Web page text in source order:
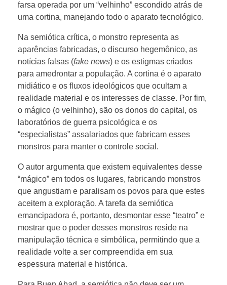
farsa operada por um “velhinho” escondido atrás de
uma cortina, manejando todo o aparato tecnológico.
Na semiótica crítica, o monstro representa as
aparências fabricadas, o discurso hegemônico, as
notícias falsas (fake news) e os estigmas criados
para amedrontar a população. A cortina é o aparato
midiático e os fluxos ideológicos que ocultam a
realidade material e os interesses de classe. Por fim,
o mágico (o velhinho), são os donos do capital, os
laboratórios de guerra psicológica e os
“especialistas” assalariados que fabricam esses
monstros para manter o controle social.
O autor argumenta que existem equivalentes desse
“mágico” em todos os lugares, fabricando monstros
que angustiam e paralisam os povos para que estes
aceitem a exploração. A tarefa da semiótica
emancipadora é, portanto, desmontar esse “teatro” e
mostrar que o poder desses monstros reside na
manipulação técnica e simbólica, permitindo que a
realidade volte a ser compreendida em sua
espessura material e histórica.